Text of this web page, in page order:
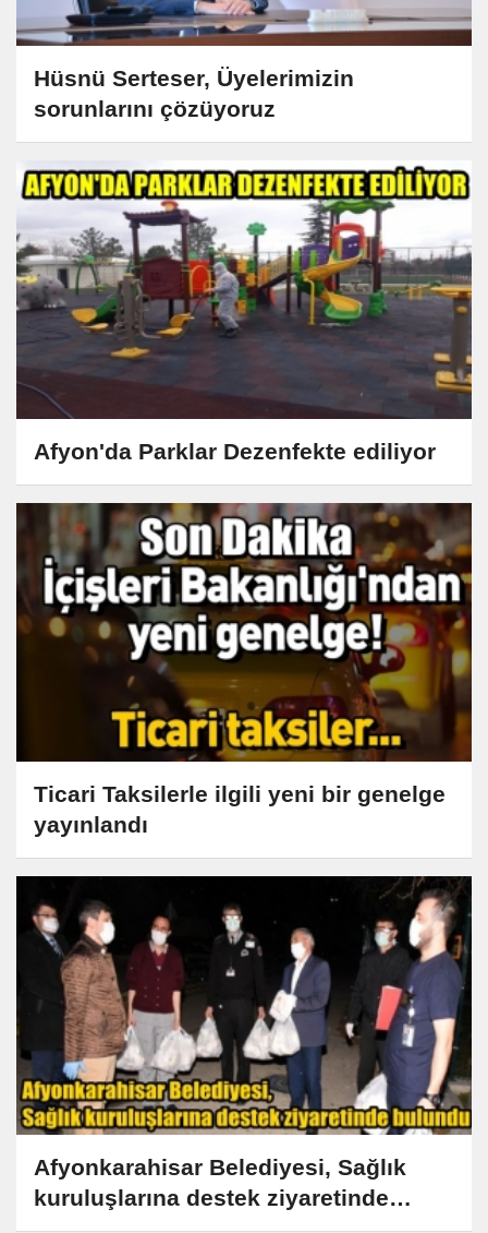
Hüsnü Serteser, Üyelerimizin
sorunlarını çözüyoruz
Afyon'da Parklar Dezenfekte ediliyor
Ticari Taksilerle ilgili yeni bir genelge
yayınlandı
Afyonkarahisar Belediyesi, Sağlık
kuruluşlarına destek ziyaretinde
bulundu